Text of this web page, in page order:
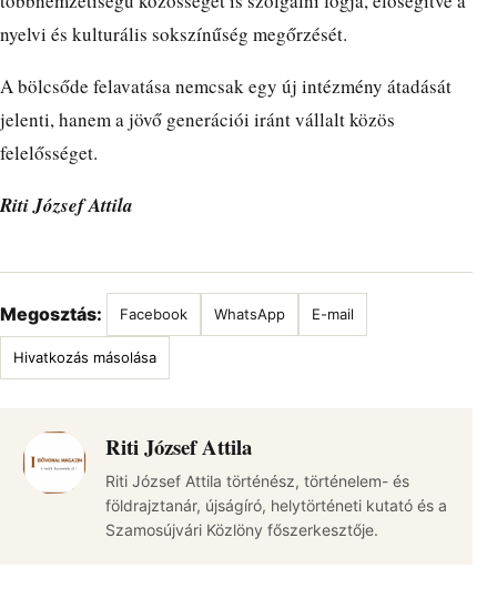
nyelvi és kulturális sokszínűség megőrzését.
A bölcsőde felavatása nemcsak egy új intézmény átadását
jelenti, hanem a jövő generációi iránt vállalt közös
felelősséget.
Riti József Attila
Megosztás: Facebook WhatsApp E-mail
Hivatkozás másolása
Riti József Attila
Riti József Attila történész, történelem- és
földrajztanár, újságíró, helytörténeti kutató és a
Szamosújvári Közlöny főszerkesztője.